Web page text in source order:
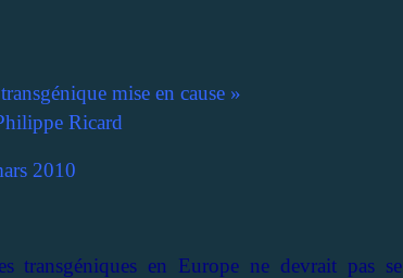
mise en cause »
Ricard
2010
transgéniques en Europe ne devrait pas se